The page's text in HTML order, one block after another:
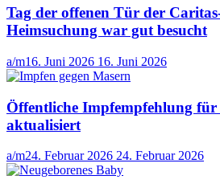
Tag der offenen Tür der
Heimsuchung war gut besucht
a/m16. Juni 2026 16. Juni 2026
Öffentliche Impfempfehlung
aktualisiert
a/m24. Februar 2026 24. Februar 2026